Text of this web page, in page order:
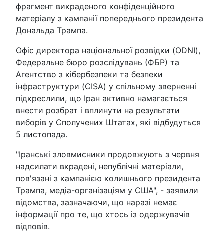
фрагмент викраденого конфіденційного
матеріалу з кампанії попереднього президента
Дональда Трампа.
Офіс директора національної розвідки (ODNI),
Федеральне бюро розслідувань (ФБР) та
Агентство з кібербезпеки та безпеки
інфраструктури (CISA) у спільному зверненні
підкреслили, що Іран активно намагається
внести розбрат і вплинути на результати
виборів у Сполучених Штатах, які відбудуться
5 листопада.
"Іранські зловмисники продовжують з червня
надсилати вкрадені, непублічні матеріали,
пов'язані з кампанією колишнього президента
Трампа, медіа-організаціям у США", - заявили
відомства, зазначаючи, що наразі немає
інформації про те, що хтось із одержувачів
відповів.